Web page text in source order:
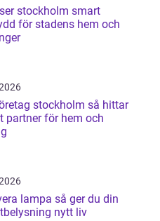
stockholm smart
för stadens hem och
stockholm så hittar
partner för hem och
så ger du din
nytt liv